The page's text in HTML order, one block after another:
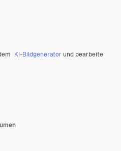
KI-Bildgenerator und bearbeite